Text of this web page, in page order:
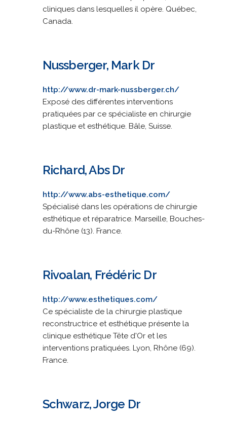
cliniques dans lesquelles il opère. Québec,
Canada.
Nussberger, Mark Dr
http://www.dr-mark-nussberger.ch/
Exposé des différentes interventions
pratiquées par ce spécialiste en chirurgie
plastique et esthétique. Bâle, Suisse.
Richard, Abs Dr
http://www.abs-esthetique.com/
Spécialisé dans les opérations de chirurgie
esthétique et réparatrice. Marseille, Bouches-
du-Rhône (13). France.
Rivoalan, Frédéric Dr
http://www.esthetiques.com/
Ce spécialiste de la chirurgie plastique
reconstructrice et esthétique présente la
clinique esthétique Tête d'Or et les
interventions pratiquées. Lyon, Rhône (69).
France.
Schwarz, Jorge Dr